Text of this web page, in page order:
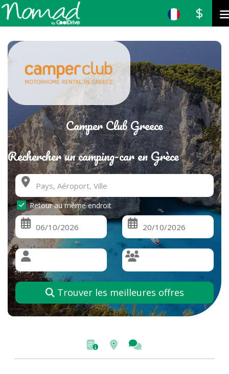
$
Camper Club Greece
Rechercher un camping-car en Grèce
Retour au même endroit
Trouver les meilleures offres